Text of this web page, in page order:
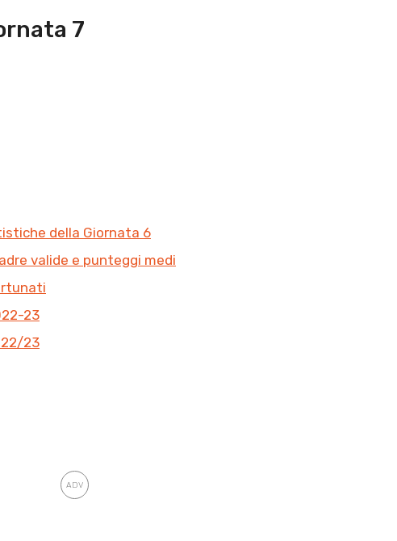
7
della Giornata 6
valide e punteggi medi
23
23